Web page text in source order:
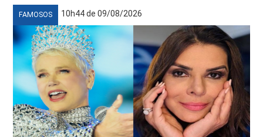
FAMOSOS 10h44 de 09/08/2026